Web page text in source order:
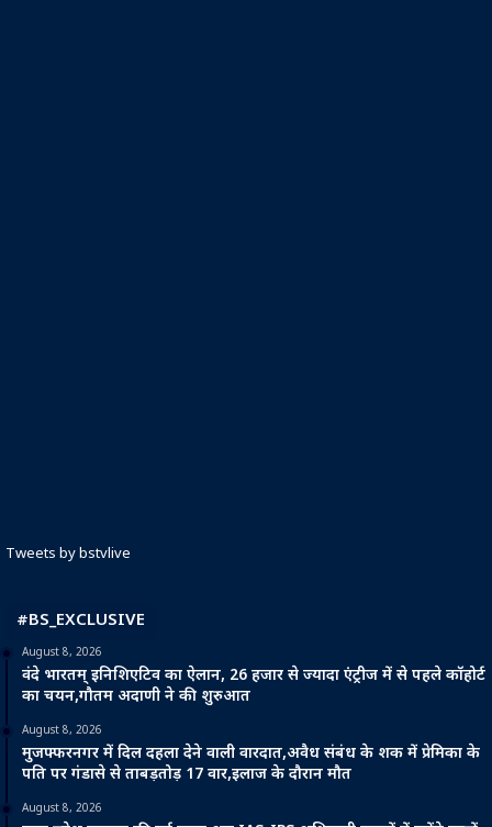
Tweets by bstvlive
#BS_EXCLUSIVE
August 8, 2026
वंदे भारतम् इनिशिएटिव का ऐलान, 26 हजार से ज्यादा एंट्रीज में से पहले कॉहोर्ट
का चयन,गौतम अदाणी ने की शुरुआत
August 8, 2026
मुजफ्फरनगर में दिल दहला देने वाली वारदात,अवैध संबंध के शक में प्रेमिका के
पति पर गंडासे से ताबड़तोड़ 17 वार,इलाज के दौरान मौत
August 8, 2026